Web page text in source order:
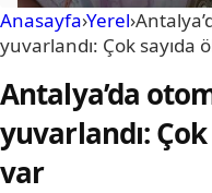
Anasayfa›Yerel›
yuvarlandı: Çok sayıda
Antalya’da
yuvarlandı:
var